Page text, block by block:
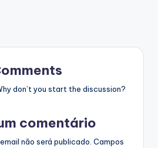
don’t you start the discussion?
comentário
não será publicado. Campos